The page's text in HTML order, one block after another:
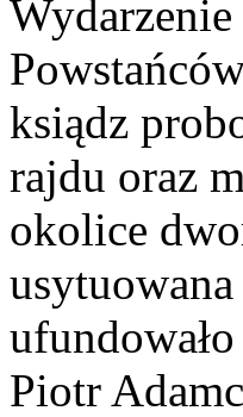
ksiądz
rajdu oraz
okolice
Piotr